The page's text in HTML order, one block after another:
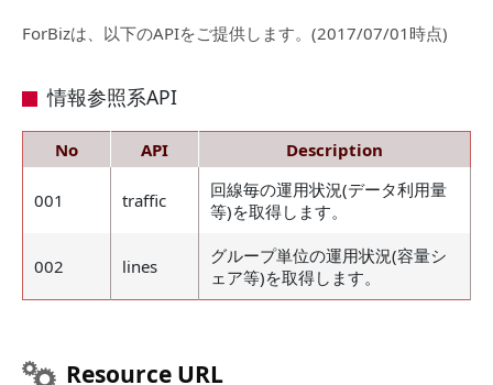
ForBizは、以下のAPIをご提供します。(2017/07/01時点)
情報参照系API
No API Description
001 traffic
回線毎の運用状況(データ利用量
等)を取得します。
002 lines
グループ単位の運用状況(容量シ
ェア等)を取得します。
Resource URL